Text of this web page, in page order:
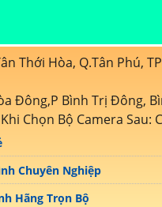
Thới Hòa, Q.Tân Phú,
Đông,P Bình Trị Đông,
Chọn Bộ Camera Sau:
Chuyên Nghiệp
Hãng Trọn Bộ